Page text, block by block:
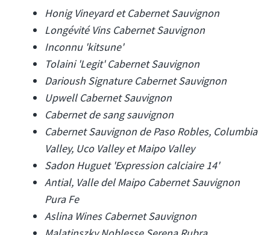
Honig Vineyard et Cabernet Sauvignon
Longévité Vins Cabernet Sauvignon
Inconnu 'kitsune'
Tolaini 'Legit' Cabernet Sauvignon
Darioush Signature Cabernet Sauvignon
Upwell Cabernet Sauvignon
Cabernet de sang sauvignon
Cabernet Sauvignon de Paso Robles, Columbia
Valley, Uco Valley et Maipo Valley
Sadon Huguet 'Expression calciaire 14'
Antial, Valle del Maipo Cabernet Sauvignon
Pura Fe
Aslina Wines Cabernet Sauvignon